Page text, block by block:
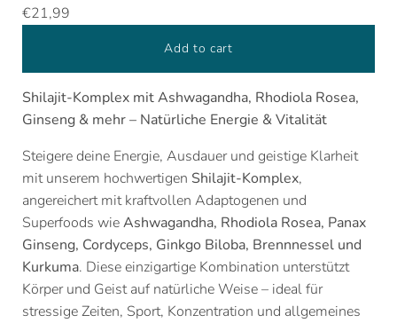
€21,99
Add to cart
Shilajit-Komplex mit Ashwagandha, Rhodiola Rosea,
Ginseng & mehr – Natürliche Energie & Vitalität
Steigere deine Energie, Ausdauer und geistige Klarheit
mit unserem hochwertigen Shilajit-Komplex,
angereichert mit kraftvollen Adaptogenen und
Superfoods wieAshwagandha, Rhodiola Rosea, Panax
Ginseng, Cordyceps, Ginkgo Biloba, Brennnessel und
Kurkuma. Diese einzigartige Kombination unterstützt
Körper und Geist auf natürliche Weise – ideal für
stressige Zeiten, Sport, Konzentration und allgemeines